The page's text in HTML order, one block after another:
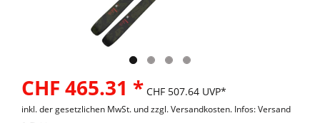
CHF 465.31 * CHF 507.64 UVP*
inkl. der gesetzlichen MwSt. undzzgl. Versandkosten. Infos: Versand